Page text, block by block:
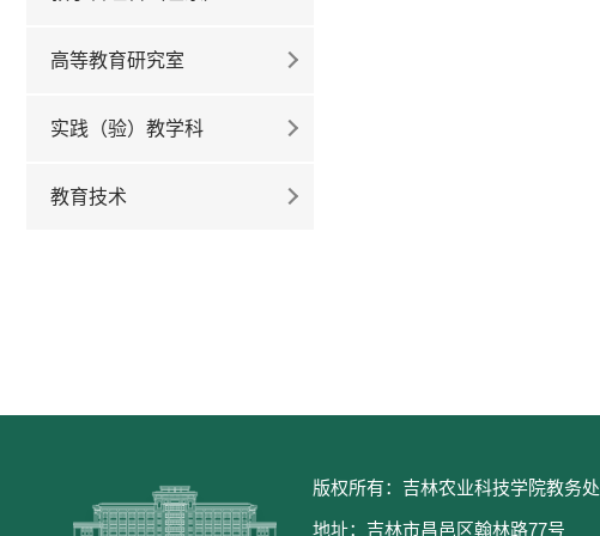
高等教育研究室
实践（验）教学科
教育技术
版权所有：吉林农业科技学院教务处
地址：吉林市昌邑区翰林路77号